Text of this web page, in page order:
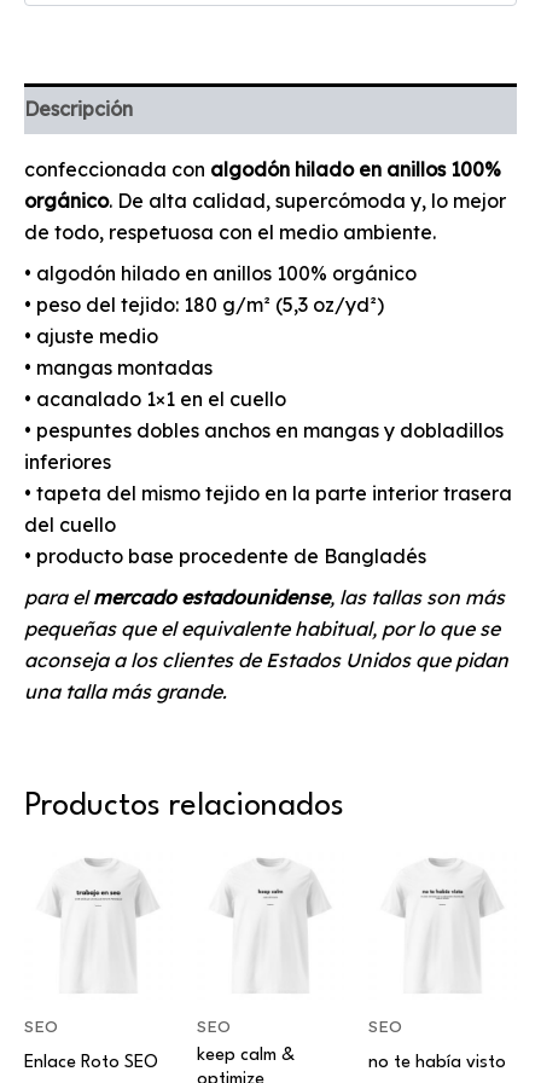
Descripción
confeccionada con algodón hilado en anillos 100%
orgánico. De alta calidad, supercómoda y, lo mejor
de todo, respetuosa con el medio ambiente.
• algodón hilado en anillos 100% orgánico
• peso del tejido: 180 g/m² (5,3 oz/yd²)
• ajuste medio
• mangas montadas
• acanalado 1×1 en el cuello
• pespuntes dobles anchos en mangas y dobladillos
inferiores
• tapeta del mismo tejido en la parte interior trasera
del cuello
• producto base procedente de Bangladés
para elmercado estadounidense, las tallas son más
pequeñas que el equivalente habitual, por lo que se
aconseja a los clientes de Estados Unidos que pidan
una talla más grande.
Productos relacionados
SEO
Enlace Roto SEO
producto
variantes.
Las
opciones
SEO
keep calm &
producto
variantes.
Las
opciones
SEO
no te había visto
producto
variantes.
Las
opciones